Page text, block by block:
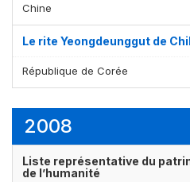
Chine
Le rite Yeongdeunggut de
République de Corée
2008
Liste représentative du
de l’humanité